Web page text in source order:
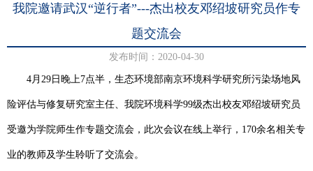
我院邀请武汉“逆行者”---杰出校友邓绍坡研究员作专
题交流会
发布时间：2020-04-30
4 月 29 日晚上7点半，生态环境部南京环境科学研究所污染场地风
险评估与修复研究室主任、我院环境科学99级杰出校友邓绍坡研究员
受邀为学院师生作专题交流会，此次会议在线上举行， 170余名相关专
业的教师及学生聆听了交流会。